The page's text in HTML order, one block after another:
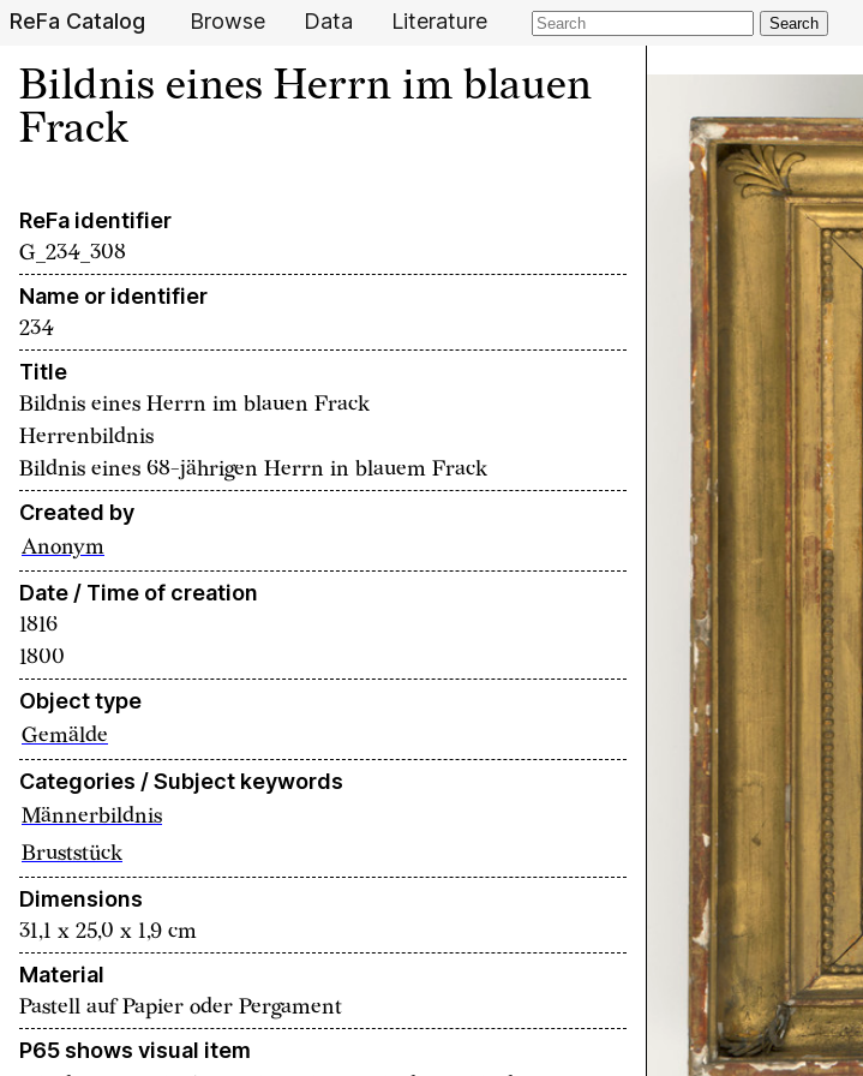
ReFa Catalog Browse Data Literature Search
Bildnis eines Herrn im blauen
Frack
ReFa identifier
G_234_308
Name or identifier
234
Title
Bildnis eines Herrn im blauen Frack
Herrenbildnis
Bildnis eines 68-jährigen Herrn in blauem Frack
Created by
Anonym
Date / Time of creation
1816
1800
Object type
Gemälde
Categories / Subject keywords
Männerbildnis
Bruststück
Dimensions
31,1 x 25,0 x 1,9 cm
Material
Pastell auf Papier oder Pergament
P65 shows visual item